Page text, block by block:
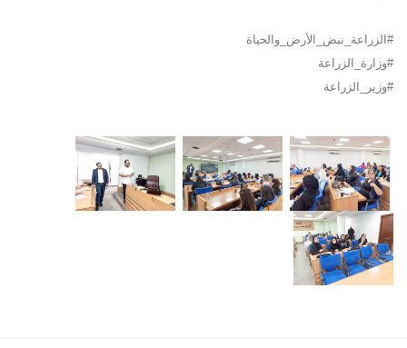
#الزراعة_نبض_الأرض_والحياة
#وزارة_الزراعة
#وزير_الزراعة